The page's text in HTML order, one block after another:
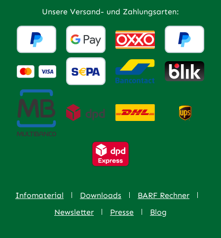
Unsere Versand- und Zahlungsarten:
Infomaterial Downloads
BARF Rechner
Newsletter
Presse Blog